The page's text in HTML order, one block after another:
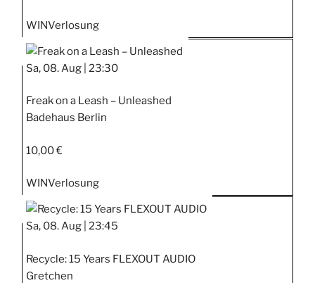
WINVerlosung
Sa, 08. Aug | 23:30
Freak on a Leash – Unleashed
Badehaus Berlin
10,00 €
WINVerlosung
Sa, 08. Aug | 23:45
Recycle: 15 Years FLEXOUT AUDIO
Gretchen